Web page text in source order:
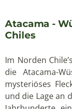
Atacama -
Chiles
Im Norden
die Atacama-
mysteriöses
und die Lage an